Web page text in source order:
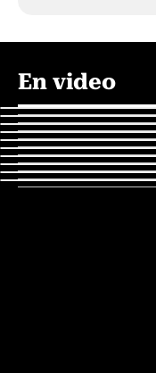
En video